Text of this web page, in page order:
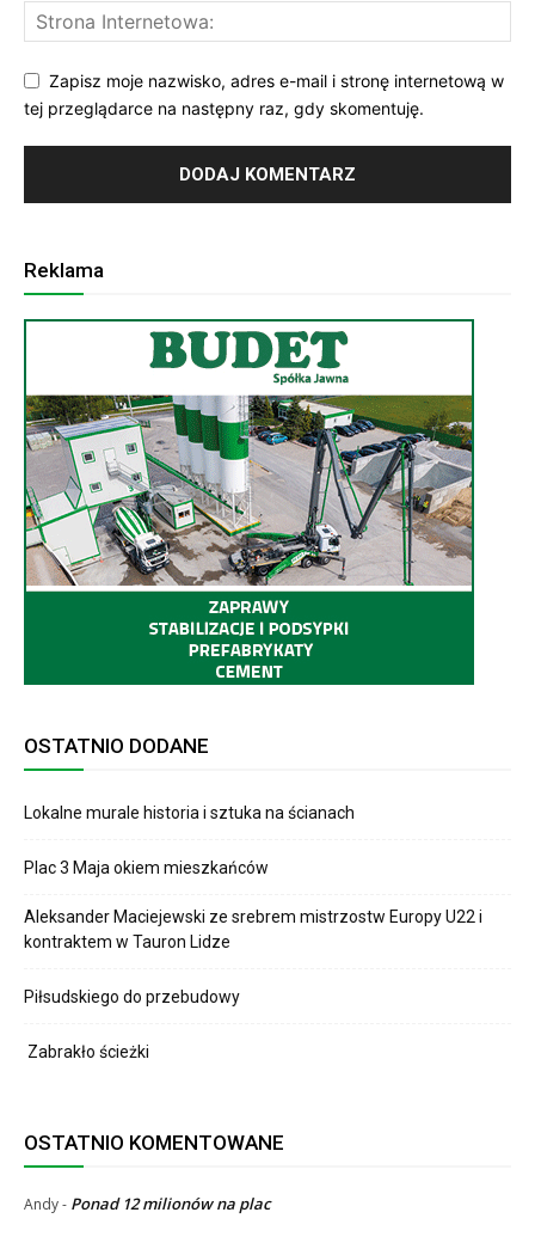
Zapisz moje nazwisko, adres e-mail i stronę internetową w
tej przeglądarce na następny raz, gdy skomentuję.
Reklama
OSTATNIO DODANE
Lokalne murale historia i sztuka na ścianach
Plac 3 Maja okiem mieszkańców
Aleksander Maciejewski ze srebrem mistrzostw Europy U22 i
kontraktem w Tauron Lidze
Piłsudskiego do przebudowy
Zabrakło ścieżki
OSTATNIO KOMENTOWANE
Andy- Ponad 12 milionów na plac